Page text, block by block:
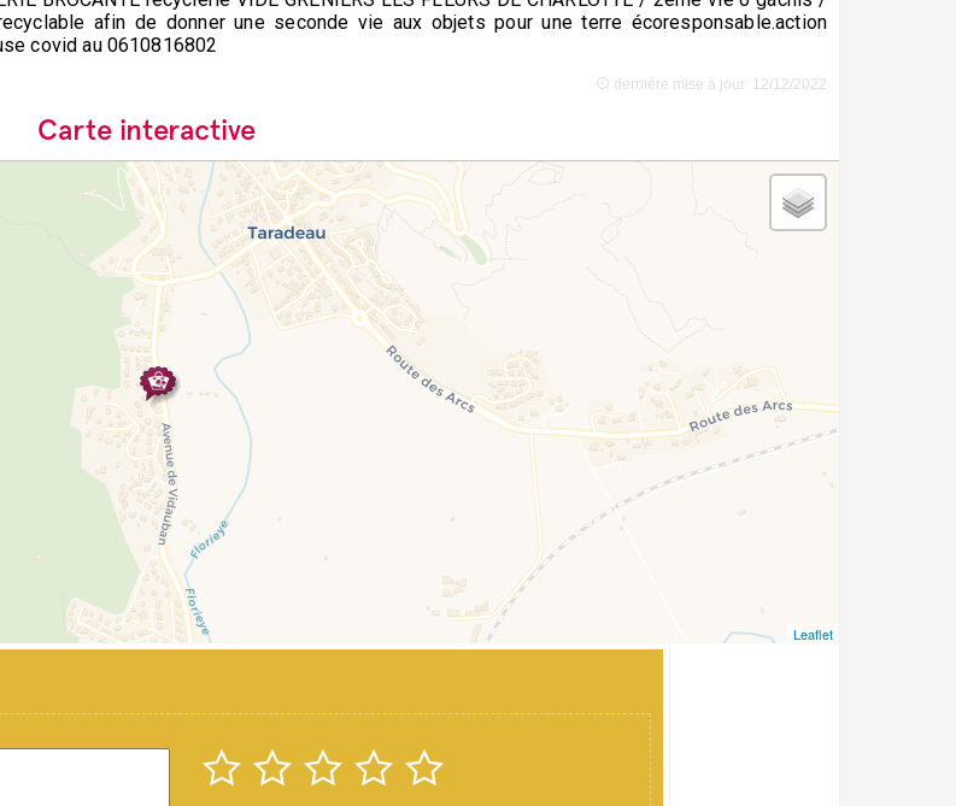
afin de donner une seconde vie aux objets pour une terre écoresponsable.action
covid au 0610816802
dernière mise à jour: 12/12/2022
Carte interactive
Leaflet